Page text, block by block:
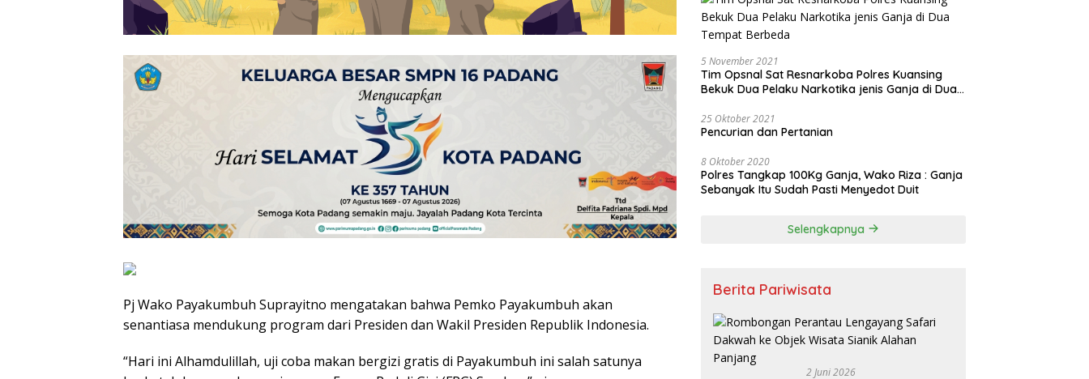
Pj Wako Payakumbuh Suprayitno mengatakan bahwa Pemko Payakumbuh akan
senantiasa mendukung program dari Presiden dan Wakil Presiden Republik Indonesia.
“Hari ini Alhamdulillah, uji coba makan bergizi gratis di Payakumbuh ini salah satunya
5 November 2021
Tim Opsnal Sat Resnarkoba Polres Kuansing
Bekuk Dua Pelaku Narkotika jenis Ganja di Dua
25 Oktober 2021
Pencurian dan Pertanian
8 Oktober 2020
Polres Tangkap 100Kg Ganja, Wako Riza : Ganja
Sebanyak Itu Sudah Pasti Menyedot Duit
Selengkapnya
Berita Pariwisata
2 Juni 2026